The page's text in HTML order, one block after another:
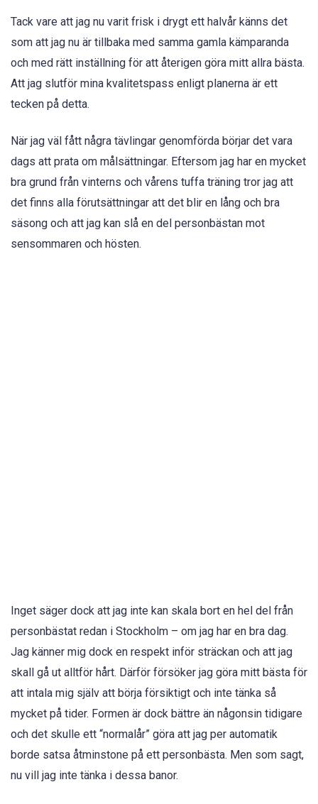
Tack vare att jag nu varit frisk i drygt ett halvår känns det
som att jag nu är tillbaka med samma gamla kämparanda
och med rätt inställning för att återigen göra mitt allra bästa.
Att jag slutför mina kvalitetspass enligt planerna är ett
tecken på detta.
När jag väl fått några tävlingar genomförda börjar det vara
dags att prata om målsättningar. Eftersom jag har en mycket
bra grund från vinterns och vårens tuffa träning tror jag att
det finns alla förutsättningar att det blir en lång och bra
säsong och att jag kan slå en del personbästan mot
sensommaren och hösten.
Inget säger dock att jag inte kan skala bort en hel del från
personbästat redan i Stockholm – om jag har en bra dag.
Jag känner mig dock en respekt inför sträckan och att jag
skall gå ut alltför hårt. Därför försöker jag göra mitt bästa för
att intala mig själv att börja försiktigt och inte tänka så
mycket på tider. Formen är dock bättre än någonsin tidigare
och det skulle ett “normalår” göra att jag per automatik
borde satsa åtminstone på ett personbästa. Men som sagt,
nu vill jag inte tänka i dessa banor.